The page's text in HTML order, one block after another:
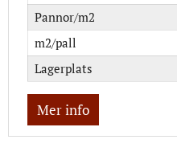
Pannor/m2
m2/pall
Lagerplats
Mer info